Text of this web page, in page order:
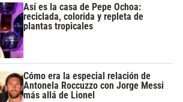
Así es la casa de Pepe Ochoa:
reciclada, colorida y repleta de
plantas tropicales
Cómo era la especial relación de
Antonela Roccuzzo con Jorge Messi
más allá de Lionel